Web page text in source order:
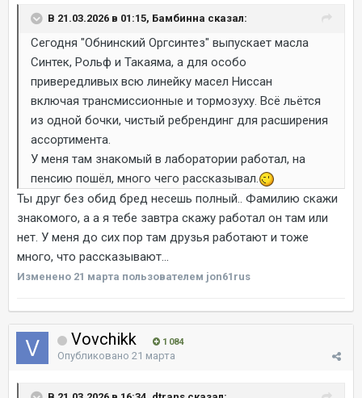
В 21.03.2026 в 01:15, Бамбинна сказал:
Сегодня "Обнинский Оргсинтез" выпускает масла
Синтек, Рольф и Такаяма, а для особо
привередливых всю линейку масел Ниссан
включая трансмиссионные и тормозуху. Всё льётся
из одной бочки, чистый ребрендинг для расширения
ассортимента.
У меня там знакомый в лаборатории работал, на
пенсию пошёл, много чего рассказывал.
Ты друг без обид бред несешь полный.. Фамилию скажи
знакомого, а а я тебе завтра скажу работал он там или
нет. У меня до сих пор там друзья работают и тоже
много, что рассказывают...
Изменено 21 марта пользователем jon61rus
Vovchikk 1 084
Опубликовано 21 марта